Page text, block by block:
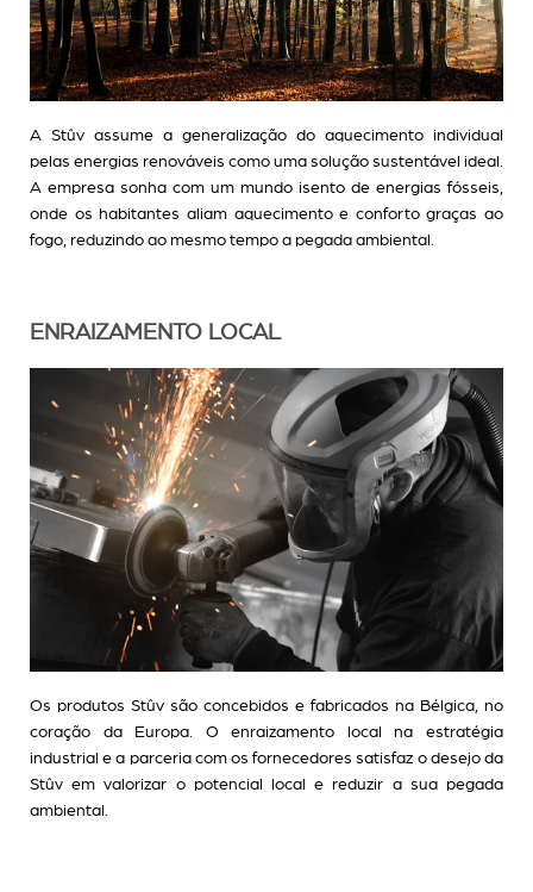
A Stûv assume a generalização do aquecimento individual
pelas energias renováveis como uma solução sustentável ideal.
A empresa sonha com um mundo isento de energias fósseis,
onde os habitantes aliam aquecimento e conforto graças ao
fogo, reduzindo ao mesmo tempo a pegada ambiental.
ENRAIZAMENTO LOCAL
Os produtos Stûv são concebidos e fabricados na Bélgica, no
coração da Europa. O enraizamento local na estratégia
industrial e a parceria com os fornecedores satisfaz o desejo da
Stûv em valorizar o potencial local e reduzir a sua pegada
ambiental.